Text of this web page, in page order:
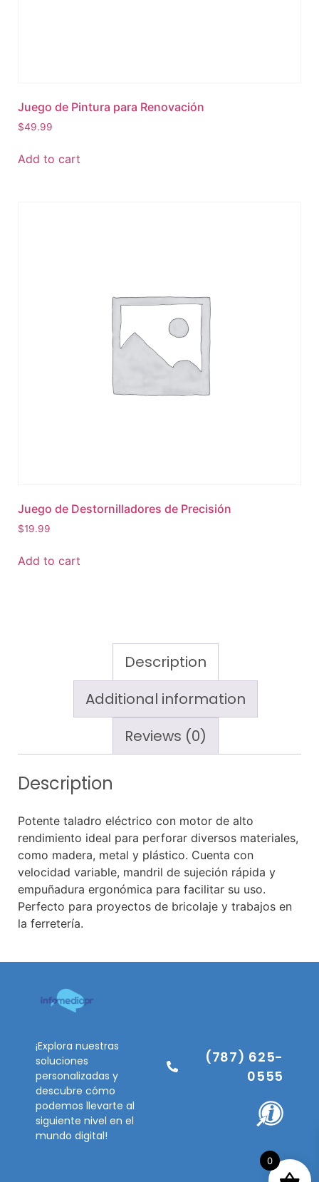
Juego de Pintura para Renovación
$49.99
Add to cart
Juego de Destornilladores de Precisión
$19.99
Add to cart
Description
Additional information
Reviews (0)
Description
Potente taladro eléctrico con motor de alto
rendimiento ideal para perforar diversos materiales,
como madera, metal y plástico. Cuenta con
velocidad variable, mandril de sujeción rápida y
empuñadura ergonómica para facilitar su uso.
Perfecto para proyectos de bricolaje y trabajos en
la ferretería.
¡Explora nuestras
soluciones
personalizadas y
descubre cómo
podemos llevarte al
siguiente nivel en el
mundo digital!
(787) 625-
0555
0